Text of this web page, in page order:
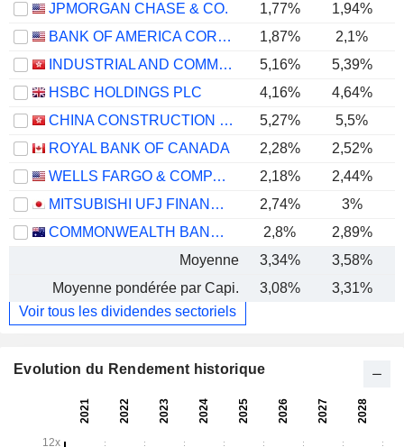
JPMORGAN CHASE & CO.
1,77%
1,94%
BANK OF AMERICA CORPORATION
1,87% 2,1%
INDUSTRIAL AND COMMERCIAL BANK OF CHINA LIMITED
5,16%
5,39%
HSBC HOLDINGS PLC
4,16%
4,64%
CHINA CONSTRUCTION BANK CORPORATION
5,27%
5,5%
ROYAL BANK OF CANADA
2,28% 2,52%
WELLS FARGO & COMPANY
2,18% 2,44%
MITSUBISHI UFJ FINANCIAL GROUP, INC.
2,74% 3%
COMMONWEALTH BANK OF AUSTRALIA
2,8% 2,89%
Moyenne
3,34% 3,58%
Moyenne pondérée par Capi.
3,08% 3,31%
Voir tous les dividendes sectoriels
Evolution du Rendement historique